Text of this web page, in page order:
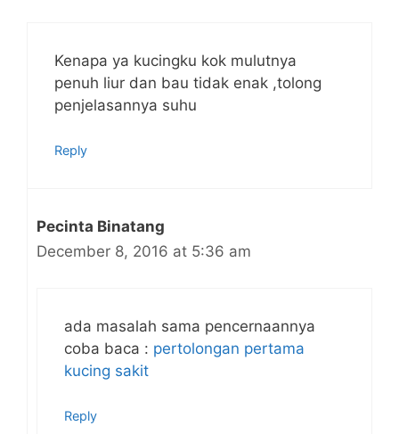
Kenapa ya kucingku kok mulutnya
penuh liur dan bau tidak enak ,tolong
penjelasannya suhu
Reply
Pecinta Binatang
December 8, 2016 at 5:36 am
ada masalah sama pencernaannya
coba baca : pertolongan pertama
kucing sakit
Reply